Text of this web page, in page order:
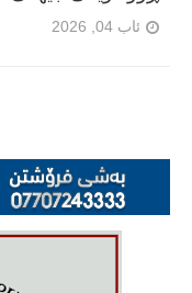
ئاب 04, 2026